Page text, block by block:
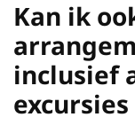
Kan ik
inclusief